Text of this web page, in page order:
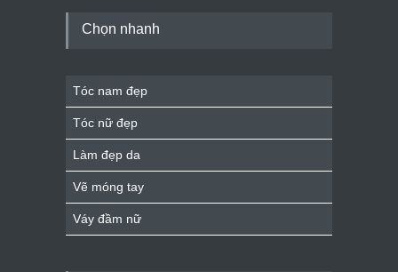
Chọn nhanh
Tóc nam đẹp
Tóc nữ đẹp
Làm đẹp da
Vẽ móng tay
Váy đầm nữ